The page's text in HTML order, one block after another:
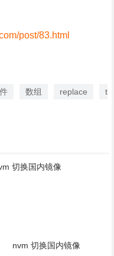
post/83.html
数组 replace t
nvm 切换国内镜像